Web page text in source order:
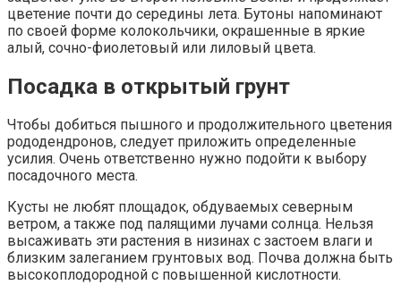
цветение почти до середины лета. Бутоны напоминают
по своей форме колокольчики, окрашенные в яркие
алый, сочно-фиолетовый или лиловый цвета.
Посадка в открытый грунт
Чтобы добиться пышного и продолжительного цветения
рододендронов, следует приложить определенные
усилия. Очень ответственно нужно подойти к выбору
посадочного места.
Кусты не любят площадок, обдуваемых северным
ветром, а также под палящими лучами солнца. Нельзя
высаживать эти растения в низинах с застоем влаги и
близким залеганием грунтовых вод. Почва должна быть
высокоплодородной с повышенной кислотности.